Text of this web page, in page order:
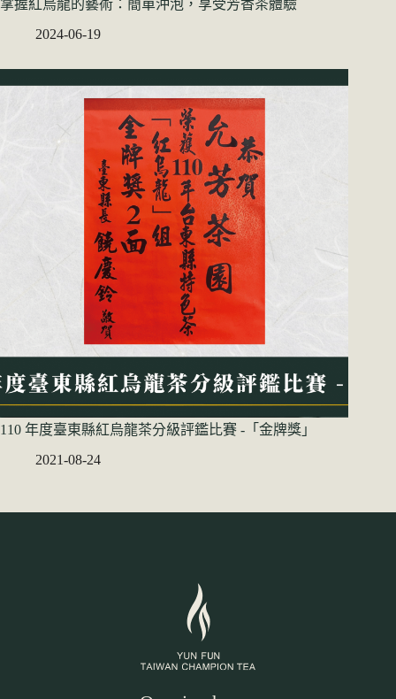
掌握紅烏龍的藝術：簡單沖泡，享受芳香茶體驗
2024-06-19
110 年度臺東縣紅烏龍茶分級評鑑比賽 -「金牌獎」
2021-08-24